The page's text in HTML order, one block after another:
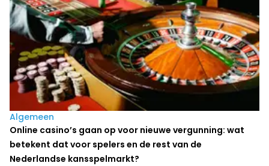
Algemeen
Online casino’s gaan op voor nieuwe vergunning: wat
betekent dat voor spelers en de rest van de
Nederlandse kansspelmarkt?